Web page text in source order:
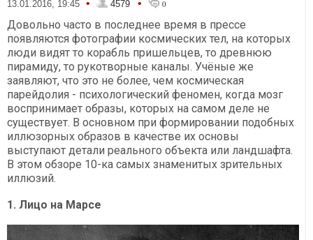
13.01.2016, 19:45 • 4579 • 0
Довольно часто в последнее время в прессе
появляются фотографии космических тел, на которых
люди видят то корабль пришельцев, то древнюю
пирамиду, то рукотворные каналы. Учёные же
заявляют, что это не более, чем космическая
парейдолия - психологический феномен, когда мозг
воспринимает образы, которых на самом деле не
существует. В основном при формировании подобных
иллюзорных образов в качестве их основы
выступают детали реального объекта или ландшафта.
В этом обзоре 10-ка самых знаменитых зрительных
иллюзий.
1. Лицо на Марсе